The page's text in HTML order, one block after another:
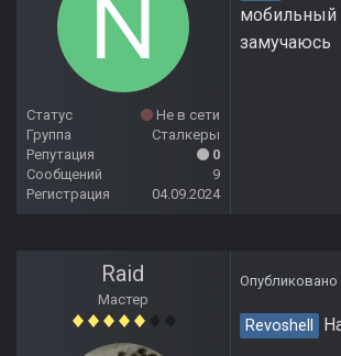
Статус
Не в сети
Группа
Сталкеры
Репутация
0
Сообщений
9
Регистрация
04.09.2024
мобильный
замучаюсь
Raid
Мастер
Опубликовано
Revoshell